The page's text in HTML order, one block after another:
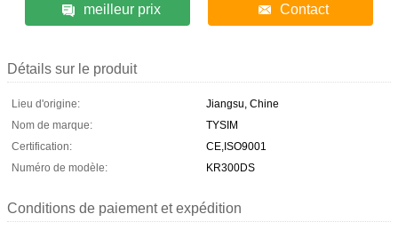
meilleur prix Contact
Détails sur le produit
Lieu d'origine:
Jiangsu, Chine
Nom de marque:
TYSIM
Certification:
CE,ISO9001
Numéro de modèle:
KR300DS
Conditions de paiement et expédition